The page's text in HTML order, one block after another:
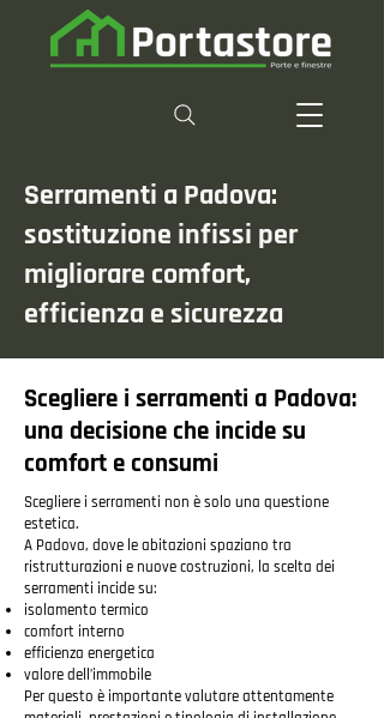
Serramenti a Padova:
sostituzione infissi per
migliorare comfort,
efficienza e sicurezza
Scegliere i serramenti a Padova:
una decisione che incide su
comfort e consumi
Scegliere i serramenti non è solo una questione
estetica.
A Padova, dove le abitazioni spaziano tra
ristrutturazioni e nuove costruzioni, la scelta dei
serramenti incide su:
isolamento termico
comfort interno
efficienza energetica
valore dell’immobile
Per questo è importante valutare attentamente